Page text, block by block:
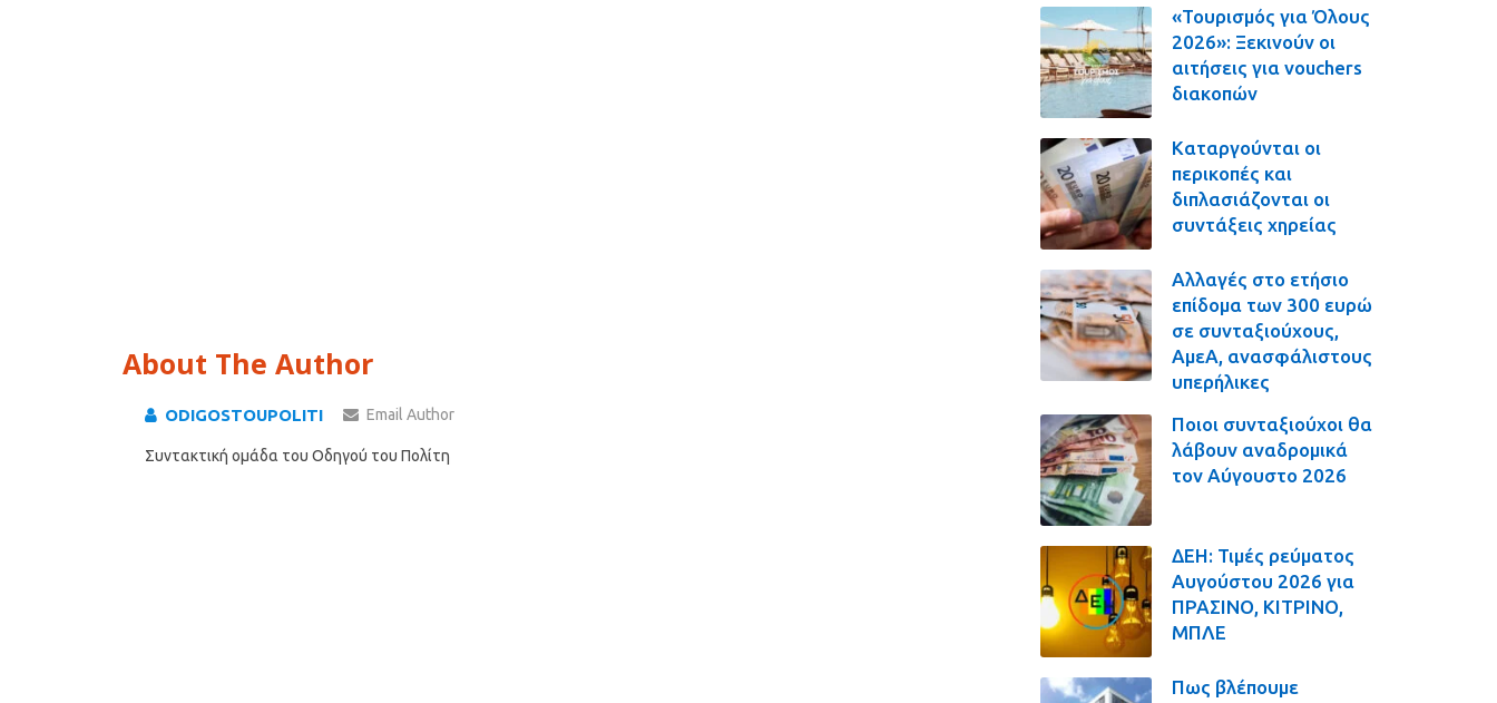
About The Author
ODIGOSTOUPOLITI Email Author
Συντακτική ομάδα του Οδηγού του Πολίτη
«Τουρισμός για Όλους
2026»: Ξεκινούν οι
αιτήσεις για vouchers
διακοπών
Καταργούνται οι
περικοπές και
διπλασιάζονται οι
συντάξεις χηρείας
Αλλαγές στο ετήσιο
επίδομα των 300 ευρώ
σε συνταξιούχους,
ΑμεΑ, ανασφάλιστους
υπερήλικες
Ποιοι συνταξιούχοι θα
λάβουν αναδρομικά
τον Αύγουστο 2026
ΔΕΗ: Τιμές ρεύματος
Αυγούστου 2026 για
ΠΡΑΣΙΝΟ, ΚΙΤΡΙΝΟ,
ΜΠΛΕ
Πως βλέπουμε